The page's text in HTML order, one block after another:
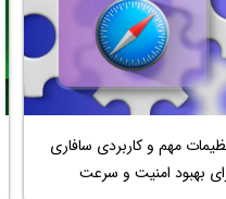
مهم و کاربردی سافاری
بهبود امنیت و سرعت